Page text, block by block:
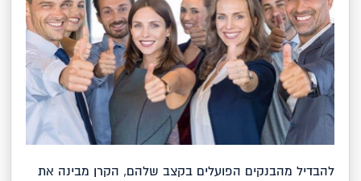
להבדיל מהבנקים הפועלים בקצב שלהם, הקרן מבינה את